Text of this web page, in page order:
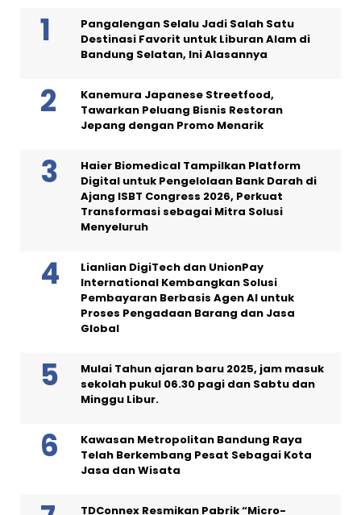
Pangalengan Selalu Jadi Salah Satu
Destinasi Favorit untuk Liburan Alam di
Bandung Selatan, Ini Alasannya
Kanemura Japanese Streetfood,
Tawarkan Peluang Bisnis Restoran
Jepang dengan Promo Menarik
Haier Biomedical Tampilkan Platform
Digital untuk Pengelolaan Bank Darah di
Ajang ISBT Congress 2026, Perkuat
Transformasi sebagai Mitra Solusi
Menyeluruh
Lianlian DigiTech dan UnionPay
International Kembangkan Solusi
Pembayaran Berbasis Agen AI untuk
Proses Pengadaan Barang dan Jasa
Global
Mulai Tahun ajaran baru 2025, jam masuk
sekolah pukul 06.30 pagi dan Sabtu dan
Minggu Libur.
Kawasan Metropolitan Bandung Raya
Telah Berkembang Pesat Sebagai Kota
Jasa dan Wisata
TDConnex Resmikan Pabrik “Micro-